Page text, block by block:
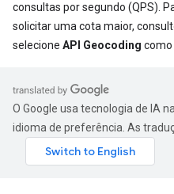
consultas por segundo (QPS).
solicitar uma cota maior,
selecione API Geocoding como
O Google usa tecnologia de IA
idioma de preferência. As